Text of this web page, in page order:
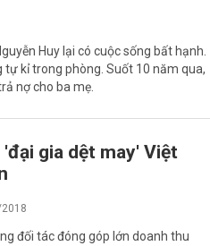
Huy lại có cuộc sống bất hạnh.
tự kỉ trong phòng. Suốt 10 năm qua,
nợ cho ba mẹ.
gia dệt may' Việt
đối tác đóng góp lớn doanh thu